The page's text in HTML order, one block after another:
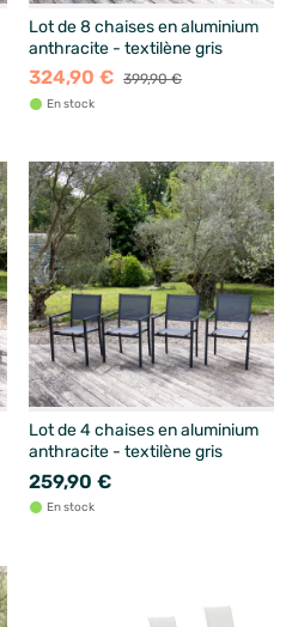
Lot de 8 chaises en aluminium
anthracite - textilène gris
324,90 € 399,90 €
En stock
Lot de 4 chaises en aluminium
anthracite - textilène gris
259,90 €
En stock